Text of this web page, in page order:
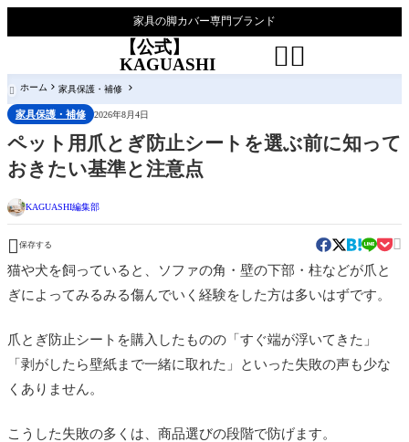
家具の脚カバー専門ブランド
【公式】
KAGUASHI

 ホーム 家具保護・補修
家具保護・補修 2026年8月4日
ペット用爪とぎ防止シートを選ぶ前に知って
おきたい基準と注意点
KAGUASHI編集部
 保存する 
猫や犬を飼っていると、ソファの角・壁の下部・柱などが爪と
ぎによってみるみる傷んでいく経験をした方は多いはずです。
爪とぎ防止シートを購入したものの「すぐ端が浮いてきた」
「剥がしたら壁紙まで一緒に取れた」といった失敗の声も少な
くありません。
こうした失敗の多くは、商品選びの段階で防げます。